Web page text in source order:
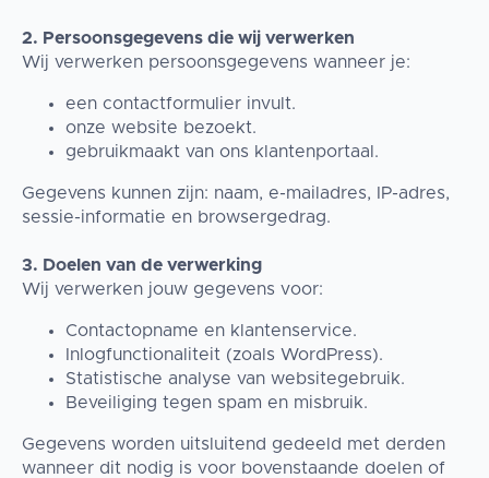
2. Persoonsgegevens die wij verwerken
Wij verwerken persoonsgegevens wanneer je:
een contactformulier invult.
onze website bezoekt.
gebruikmaakt van ons klantenportaal.
Gegevens kunnen zijn: naam, e-mailadres, IP-adres,
sessie-informatie en browsergedrag.
3. Doelen van de verwerking
Wij verwerken jouw gegevens voor:
Contactopname en klantenservice.
Inlogfunctionaliteit (zoals WordPress).
Statistische analyse van websitegebruik.
Beveiliging tegen spam en misbruik.
Gegevens worden uitsluitend gedeeld met derden
wanneer dit nodig is voor bovenstaande doelen of